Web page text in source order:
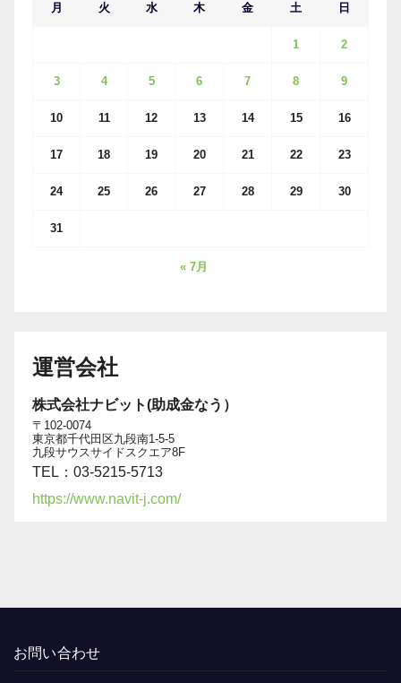
月 火 水 木 金 土 日
1 2
3 4 5 6 7 8 9
10 11 12 13 14 15 16
17 18 19 20 21 22 23
24 25 26 27 28 29 30
31
« 7月
運営会社
株式会社ナビット(助成金なう）
〒102-0074
東京都千代田区九段南1-5-5
九段サウスサイドスクエア8F
TEL：03-5215-5713
https://www.navit-j.com/
お問い合わせ